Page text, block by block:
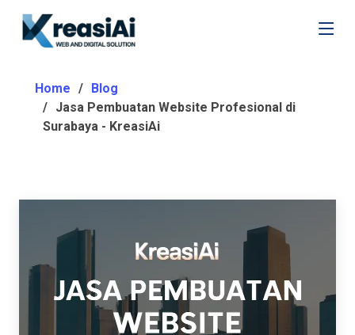
Home
Blog
Jasa Pembuatan Website Profesional di
Surabaya - KreasiAi